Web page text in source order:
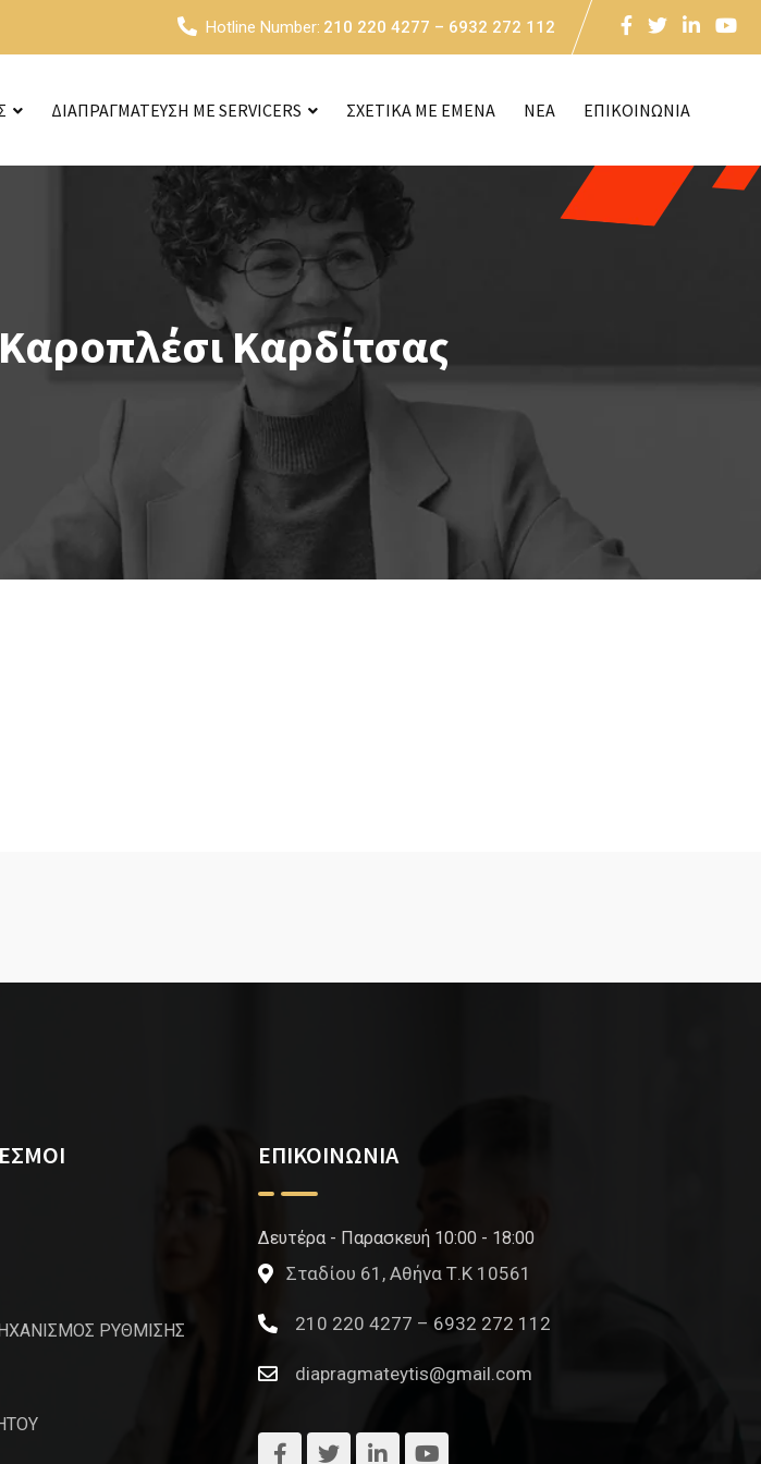
Hotline Number: 210 220 4277 – 6932 272 112
ΔΙΑΠΡΑΓΜΑΤΕΥΣΗ ΜΕ SERVICERS ΣΧΕΤΙΚΑ ΜΕ ΕΜΕΝΑ NEA ΕΠΙΚΟΙΝΩΝΙΑ
Καρδίτσας
ΡΥΘΜΙΣΗΣ
ΕΠΙΚΟΙΝΩΝΙΑ
Δευτέρα - Παρασκευή 10:00 - 18:00
Σταδίου 61, Αθήνα Τ.Κ 10561
210 220 4277 – 6932 272 112
diapragmateytis@gmail.com